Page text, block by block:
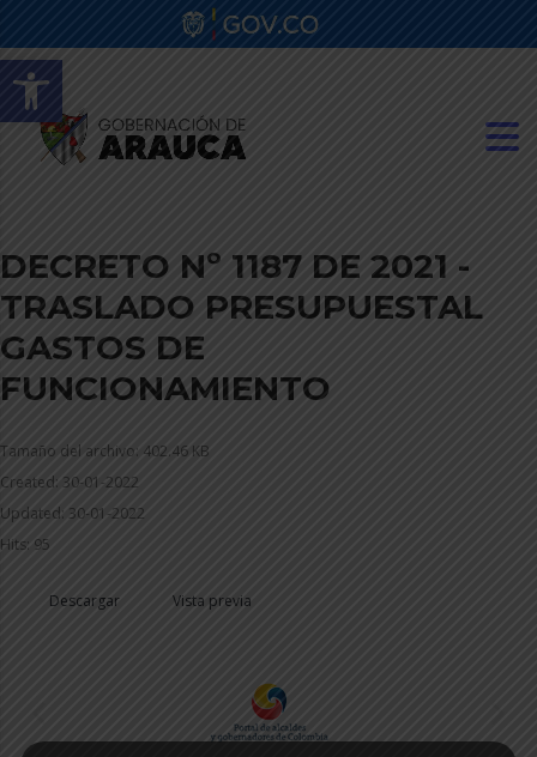
Abrir barra de herramientas
DECRETO Nº 1187 DE 2021 -
TRASLADO PRESUPUESTAL
GASTOS DE
FUNCIONAMIENTO
Tamaño del archivo: 402.46 KB
Created: 30-01-2022
Updated: 30-01-2022
Hits: 95
Descargar Vista previa